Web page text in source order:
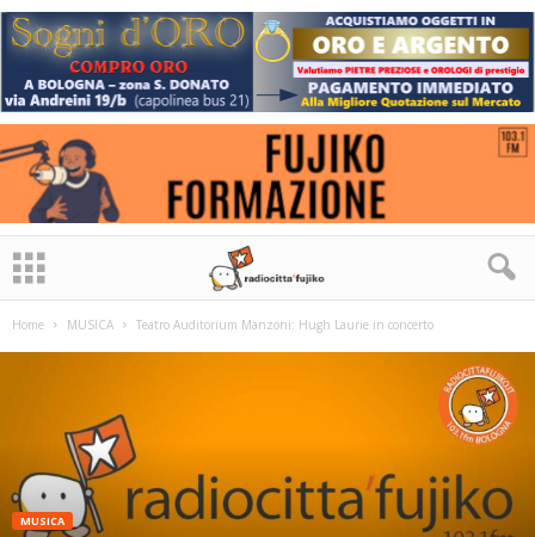
Home MUSICA Teatro Auditorium Manzoni: Hugh Laurie in concerto
MUSICA